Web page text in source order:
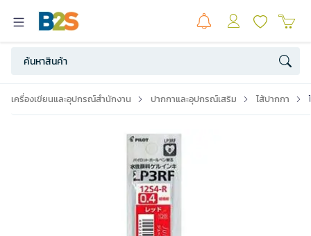
เครื่องเขียนและอุปกรณ์สำนักงาน ปากกาและอุปกรณ์เสริม ไส้ปากกา